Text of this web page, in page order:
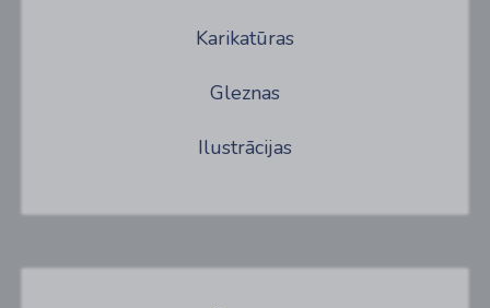
Karikatūras
Gleznas
Ilustrācijas